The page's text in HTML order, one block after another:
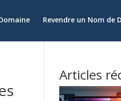
Revendre un Nom de
Articles